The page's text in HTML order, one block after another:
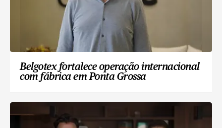
Belgotex fortalece operação internacional
com fábrica em Ponta Grossa